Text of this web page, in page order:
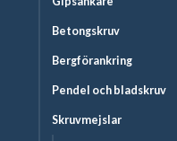
Betongskruv
Bergförankring
Pendel och bladskruv
Skruvmejslar